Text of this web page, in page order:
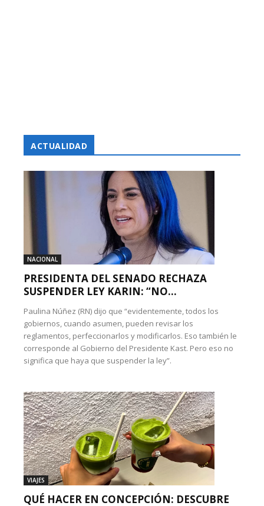
ACTUALIDAD
NACIONAL
PRESIDENTA DEL SENADO RECHAZA
SUSPENDER LEY KARIN: “NO...
Paulina Núñez (RN) dijo que “evidentemente, todos los
gobiernos, cuando asumen, pueden revisar los
reglamentos, perfeccionarlos y modificarlos. Eso también le
corresponde al Gobierno del Presidente Kast. Pero eso no
significa que haya que suspender la ley”.
VIAJES
QUÉ HACER EN CONCEPCIÓN: DESCUBRE